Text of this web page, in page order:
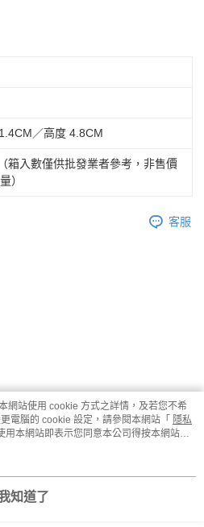
／高度 4.8CM
箱入數僅供批發業者參考，非售價
）
客服
網站使用 cookie 方式之詳情，及若您不希
電腦的 cookie 設定，請參閱本網站「 隱私
用本網站即表示您同意本公司得按本網站使
知道了